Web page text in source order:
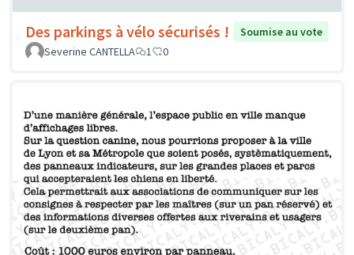
Des parkings à vélo sécurisés !
Soumise au vote
Severine CANTELLA
1 0